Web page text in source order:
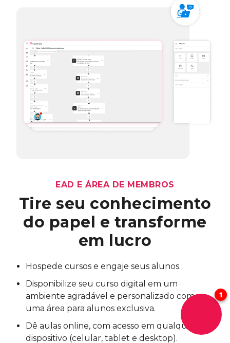
EAD E ÁREA DE MEMBROS
Tire seu conhecimento
do papel e transforme
em lucro
Hospede cursos e engaje seus alunos.
Disponibilize seu curso digital em um
ambiente agradável e personalizado com
uma área para alunos exclusiva.
Dê aulas online, com acesso em qualquer
dispositivo (celular, tablet e desktop).